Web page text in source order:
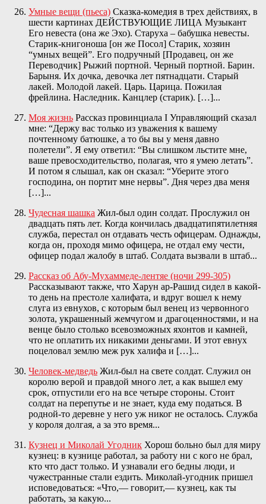
Умные вещи (пьеса) Сказка-комедия в трех действиях, в
шести картинах ДЕЙСТВУЮЩИЕ ЛИЦА Музыкант
Его невеста (она же Эхо). Старуха – бабушка невесты.
Старик-книгоноша [он же Посол] Старик, хозяин
“умных вещей”. Его подручный [Продавец, он же
Переводчик] Рыжий портной. Черный портной. Барин.
Барыня. Их дочка, девочка лет пятнадцати. Старый
лакей. Молодой лакей. Царь. Царица. Пожилая
фрейлина. Наследник. Канцлер (старик). […]...
Моя жизнь Рассказ провинциала I Управляющий сказал
мне: “Держу вас только из уважения к вашему
почтенному батюшке, а то бы вы у меня давно
полетели”. Я ему ответил: “Вы слишком льстите мне,
ваше превосходительство, полагая, что я умею летать”.
И потом я слышал, как он сказал: “Уберите этого
господина, он портит мне нервы”. Дня через два меня
[…]...
Чудесная шашка Жил-был один солдат. Прослужил он
двадцать пять лет. Когда кончилась двадцатипятилетняя
служба, перестал он отдавать честь офицерам. Однажды,
когда он, проходя мимо офицера, не отдал ему чести,
офицер подал жалобу в штаб. Солдата вызвали в штаб...
Рассказ об Абу-Мухаммеде-лентяе (ночи 299-305)
Рассказывают также, что Харун ар-Рашид сидел в какой-
то день на престоле халифата, и вдруг вошел к нему
слуга из евнухов, с которым был венец из червонного
золота, украшенный жемчугом и драгоценностями, и на
венце было столько всевозможных яхонтов и камней,
что не оплатить их никакими деньгами. И этот евнух
поцеловал землю меж рук халифа и […]...
Человек-медведь Жил-был на свете солдат. Служил он
королю верой и правдой много лет, а как вышел ему
срок, отпустили его на все четыре стороны. Стоит
солдат на перепутье и не знает, куда ему податься. В
родной-то деревне у него уж никог не осталось. Служба
у короля долгая, а за это время...
Кузнец и Миколай Угодник Хорош больно был для миру
кузнец: в кузнице работал, за работу ни с кого не брал,
кто что даст только. И узнавали его бедны люди, и
чужестранные стали ездить. Миколай-угодник пришел
исповедоваться: «Что,— говорит,— кузнец, как ты
работать, за какую...